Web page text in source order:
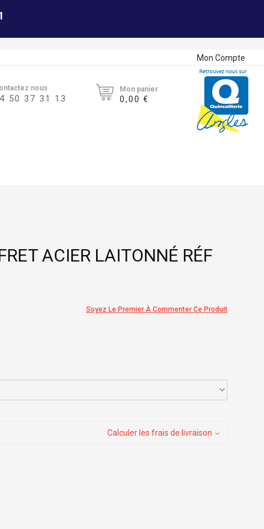
Mon Compte
nous
50 37 31 13
Mon panier
0,00 €
ACIER LAITONNÉ RÉF
Soyez Le Premier À Commenter Ce Produit
Calculer les frais de livraison